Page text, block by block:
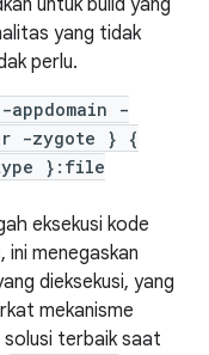
untuk build yang
yang tidak
perlu.
-
-zygote } {
}:file
eksekusi kode
menegaskan
dieksekusi, yang
mekanisme
terbaik saat